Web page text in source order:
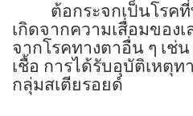
ต้อกระจกเป็นโรค
เกิดจากความเสื่อมของ
จากโรคทางตาอื่น ๆ เช่
เชื้อ การได้รับอุบัติเหตุท
กลุ่มสเตียรอยด์